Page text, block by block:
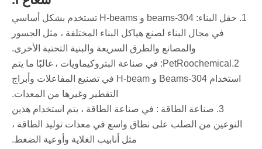
1. حقل البناء: 304-beams و H-beams تستخدم بشكل أساسي
في مجال البناء لصنع هياكل البناء المختلفة ، مثل الجسور
والمصانع والطرق السريعة والبنية التحتية الأخرى.
‌2.PetRoochemical‌: في صناعة البتروكيماويات ، غالبًا ما يتم
استخدام 304-Beams و H-beam في تصنيع المفاعلات وأبراج
التقطير وغيرها من المعدات.
3. صناعة الطاقة ‌: في صناعة الطاقة ، يتم استخدام هذين
النوعين من الصلب على نطاق واسع في معدات توليد الطاقة ،
مثل أنابيب الغلاية وأوعية الضغط.